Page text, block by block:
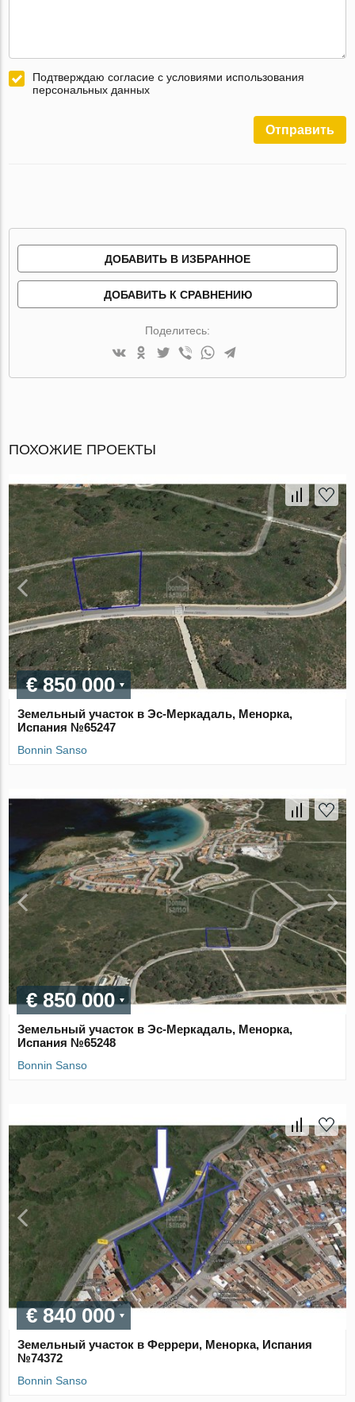
Подтверждаю согласие с условиями использования
персональных данных
Отправить
ДОБАВИТЬ В ИЗБРАННОЕ
ДОБАВИТЬ К СРАВНЕНИЮ
Поделитесь:
ПОХОЖИЕ ПРОЕКТЫ
€ 850 000
Земельный участок в Эс-Меркадаль, Менорка,
Испания №65247
Bonnin Sanso
€ 850 000
Земельный участок в Эс-Меркадаль, Менорка,
Испания №65248
Bonnin Sanso
€ 840 000
Земельный участок в Феррери, Менорка, Испания
№74372
Bonnin Sanso